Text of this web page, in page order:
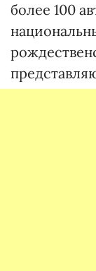
более 100